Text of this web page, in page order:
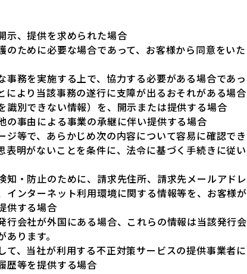
示、提供を求められた場合
のために必要な場合であって、お客様から同意をいた
事務を実施する上で、協力する必要がある場合であっ
により当該事務の遂行に支障が出るおそれがある場合
識別できない情報）を、開示または提供する場合
の事由による事業の承継に伴い提供する場合
ジ等で、あらかじめ次の内容について容易に確認でき
表明がないことを条件に、法令に基づく手続きに従い
知・防止のために、請求先住所、請求先メールアドレ
インターネット利用環境に関する情報等を、お客様が
供する場合
会社が外国にある場合、これらの情報は当該発行会
ります。
て、当社が利用する不正対策サービスの提供事業者に
歴等を提供する場合